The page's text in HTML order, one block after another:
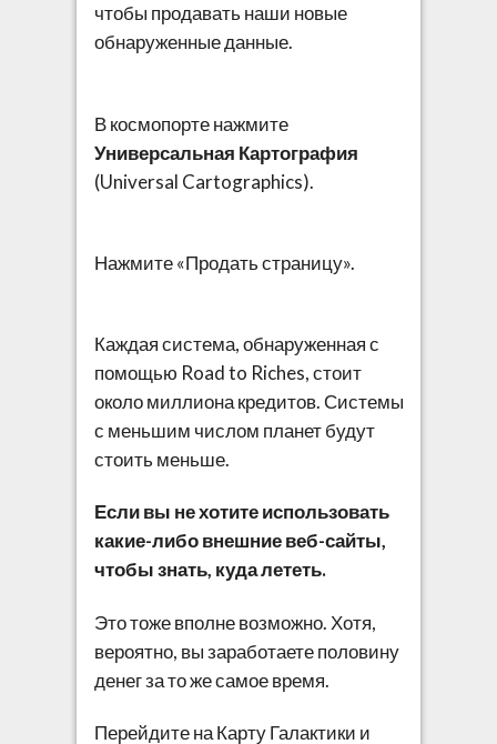
чтобы продавать наши новые
обнаруженные данные.
В космопорте нажмите
Универсальная Картография
(Universal Cartographics).
Нажмите «Продать страницу».
Каждая система, обнаруженная с
помощью Road to Riches, стоит
около миллиона кредитов. Системы
с меньшим числом планет будут
стоить меньше.
Если вы не хотите использовать
какие-либо внешние веб-сайты,
чтобы знать, куда лететь.
Это тоже вполне возможно. Хотя,
вероятно, вы заработаете половину
денег за то же самое время.
Перейдите на Карту Галактики и